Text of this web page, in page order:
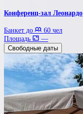
Конференц-зал Леонардо
Банкет до
60 чел
Площадь
—
Свободные даты